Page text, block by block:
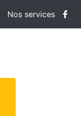
Nos services